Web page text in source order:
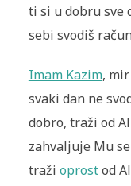
ti si u dobru sve
sebi svodiš
Imam Kazim,
svaki dan ne
dobro, traži od
zahvaljuje Mu
traži oprostod